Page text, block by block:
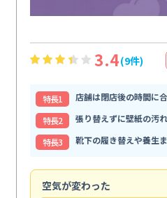
3.4(9件)
特⻑1
店舗は閉店後の時間に
特⻑2
張り替えずに壁紙の汚
特⻑3
靴下の履き替えや養生
空気が変わった